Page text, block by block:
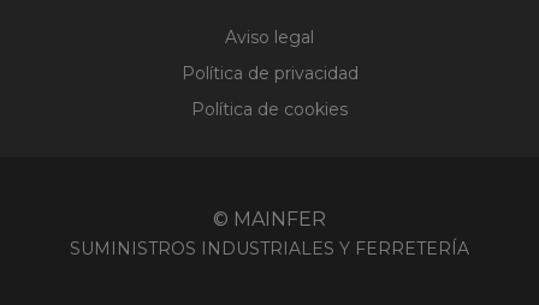
Aviso legal
Política de privacidad
Política de cookies
© MAINFER
SUMINISTROS INDUSTRIALES Y FERRETERÍA